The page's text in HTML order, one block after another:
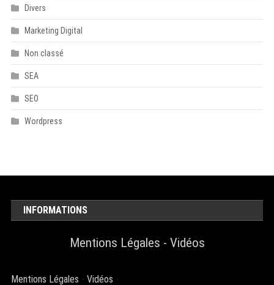
Divers
Marketing Digital
Non classé
SEA
SEO
Wordpress
INFORMATIONS
Mentions Légales - Vidéos
Mentions Légales -Vidéos -